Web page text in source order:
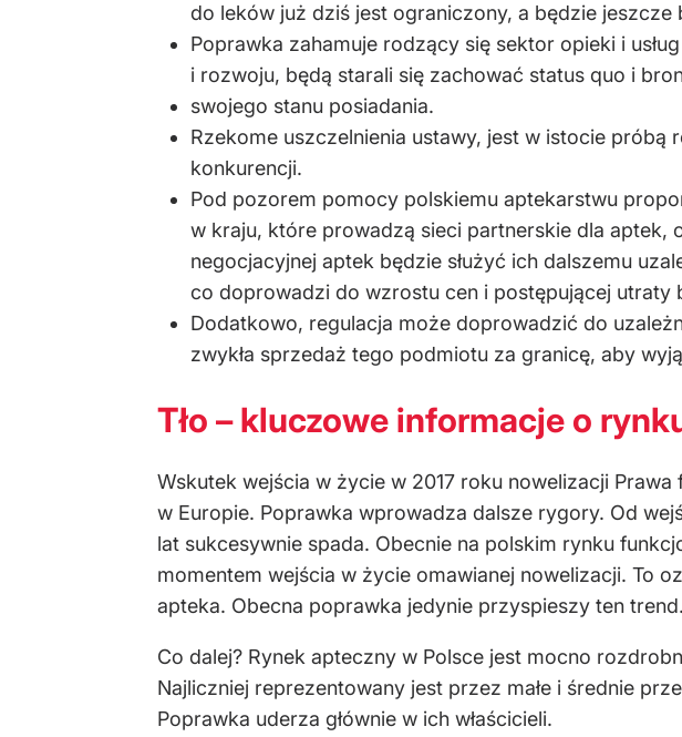
do leków już dziś jest ograniczony, a będzie jeszcze
Poprawka zahamuje rodzący się sektor opieki i
i rozwoju, będą starali się zachować status quo i
swojego stanu posiadania.
Rzekome uszczelnienia ustawy, jest w istocie
konkurencji.
Pod pozorem pomocy polskiemu aptekarstwu
w kraju, które prowadzą sieci partnerskie dla aptek,
negocjacyjnej aptek będzie służyć ich dalszemu
co doprowadzi do wzrostu cen i postępującej
Dodatkowo, regulacja może doprowadzić do
zwykła sprzedaż tego podmiotu za granicę, aby
Tło – kluczowe informacje o
Wskutek wejścia w życie w 2017 roku nowelizacji
w Europie. Poprawka wprowadza dalsze rygory. Od
lat sukcesywnie spada. Obecnie na polskim rynku
momentem wejścia w życie omawianej nowelizacji. To
apteka. Obecna poprawka jedynie przyspieszy ten trend.
Co dalej? Rynek apteczny w Polsce jest mocno
Najliczniej reprezentowany jest przez małe i średnie
Poprawka uderza głównie w ich właścicieli.